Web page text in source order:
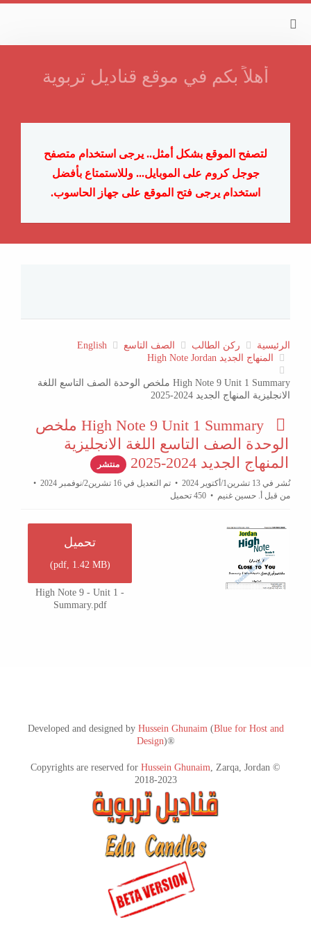
أهلاً بكم في موقع قناديل تربوية
لتصفح الموقع بشكل أمثل.. يرجى استخدام متصفح
جوجل كروم على الموبايل...وللاستمتاع بأفضل
استخدام يرجى فتح الموقع على جهاز الحاسوب.
الرئيسية ركن الطالب الصف التاسع
English
المنهاج الجديد High Note Jordan
High Note 9 Unit 1 Summary ملخص الوحدة الصف التاسع اللغة
الانجليزية المنهاج الجديد 2024-2025
p
d
f
High Note 9 Unit 1 Summary ملخص
الوحدة الصف التاسع اللغة الانجليزية
المنهاج الجديد 2024-2025
منتشر
نُشر في 13 تشرين1/أكتوير 2024
تم التعديل في 16 تشرين2/نوفمبر 2024
من قبل أ. حسين غنيم
تحميل
(
pdf, 1.42 MB
)
High Note 9 - Unit 1 -
Summary.pdf
Developed and designed by Hussein Ghunaim(Blue for Host and
Design)®
Copyrights are reserved for Hussein Ghunaim, Zarqa, Jordan ©
2018-2023